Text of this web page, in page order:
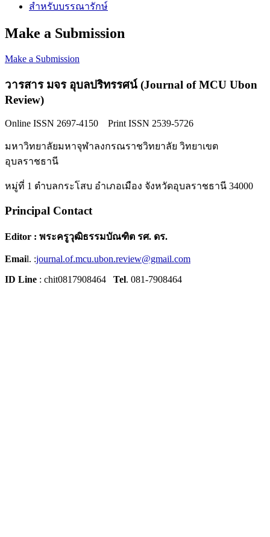
สำหรับบรรณารักษ์
Make a Submission
Make a Submission
วารสาร มจร อุบลปริทรรศน์ (Journal of MCU Ubon
Review)
Online ISSN 2697-4150 Print ISSN 2539-5726
มหาวิทยาลัยมหาจุฬาลงกรณราชวิทยาลัย วิทยาเขต
อุบลราชธานี
หมู่ที่ 1 ตำบลกระโสบ อำเภอเมือง จังหวัดอุบลราชธานี 34000
Principal Contact
Editor : พระครูวุฒิธรรมบัณฑิต รศ. ดร.
Email. :journal.of.mcu.ubon.review@gmail.com
ID Line : chit0817908464 Tel. 081-7908464